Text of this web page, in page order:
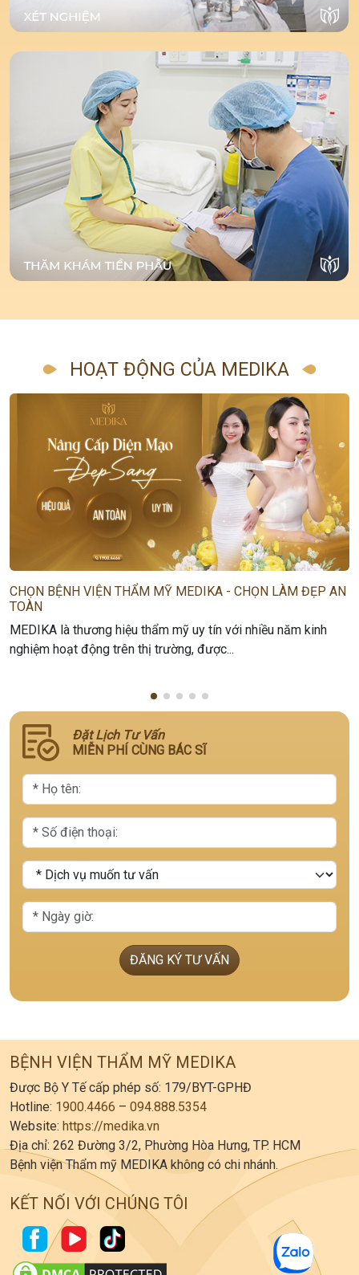
HOẠT ĐỘNG CỦA MEDIKA
CHỌN BỆNH VIỆN THẨM MỸ MEDIKA - CHỌN LÀM ĐẸP AN
TOÀN
MEDIKA là thương hiệu thẩm mỹ uy tín với nhiều năm kinh
nghiệm hoạt động trên thị trường, được...
Đặt Lịch Tư Vấn
MIỄN PHÍ CÙNG BÁC SĨ
ĐĂNG KÝ TƯ VẤN
BỆNH VIỆN THẨM MỸ MEDIKA
Được Bộ Y Tế cấp phép số: 179/BYT-GPHĐ
Hotline: 1900.4466 – 094.888.5354
Website: https://medika.vn
Địa chỉ: 262 Đường 3/2, Phường Hòa Hưng, TP. HCM
Bệnh viện Thẩm mỹ MEDIKA không có chi nhánh.
KẾT NỐI VỚI CHÚNG TÔI